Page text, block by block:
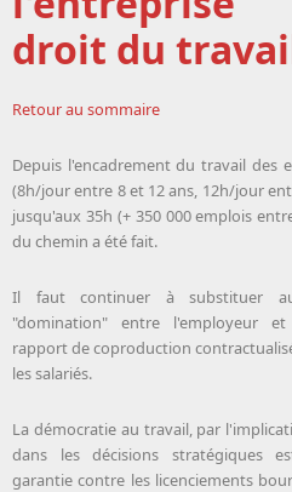
droit du
Retour au sommaire
Depuis l'encadrement du travail des
(8h/jour entre 8 et 12 ans, 12h/jour
jusqu'aux 35h (+ 350 000 emplois
du chemin a été fait.
Il faut continuer à substituer
"domination" entre l'employeur
rapport de coproduction
les salariés.
La démocratie au travail, par
dans les décisions stratégiques
garantie contre les licenciements